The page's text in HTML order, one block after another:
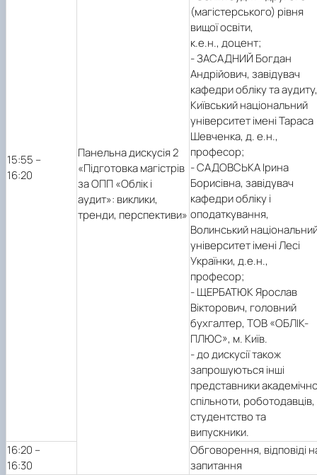
15:55 –
16:20
Панельна дискусія 2
«Підготовка магістрів
за ОПП «Облік і
аудит»: виклики,
тренди, перспективи»
(магістерського) рівня
вищої освіти,
к.е.н., доцент;
- ЗАСАДНИЙ Богдан
Андрійович, завідувач
кафедри обліку та аудиту,
Київський національний
університет імені Тараса
Шевченка, д. е.н.,
професор;
- САДОВСЬКА Ірина
Борисівна, завідувач
кафедри обліку і
оподаткування,
Волинський
університет імені Лесі
Українки, д.е.н.,
професор;
- ЩЕРБАТЮК Ярослав
Вікторович, головний
бухгалтер, ТОВ «ОБЛІК-
ПЛЮС», м. Київ.
- до дискусії також
запрошуються інші
представники
спільноти, роботодавців,
студентство та
випускники.
16:20 –
16:30
Обговорення, відповіді
запитання